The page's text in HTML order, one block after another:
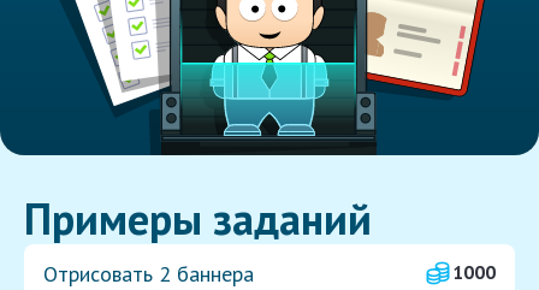
Примеры заданий
Отрисовать 2 баннера
1000